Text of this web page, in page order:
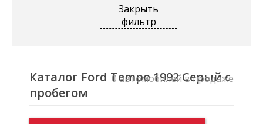
Закрыть
фильтр
Каталог Ford Tempo 1992 Серый с
пробегом
0 автомобилей в продаже